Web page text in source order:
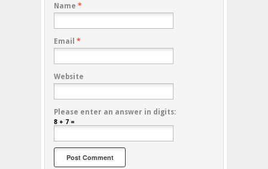
Name *
Email *
Website
Please enter an answer in digits:
8 + 7 =